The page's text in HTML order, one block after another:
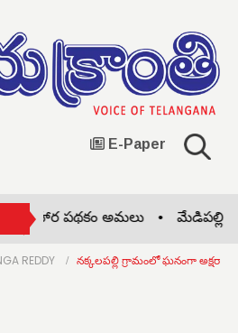
E-Paper
పథకం అమలు • మేడిపల్లి
REDDY నక్కలపల్లి గ్రామంలో ఘనంగా